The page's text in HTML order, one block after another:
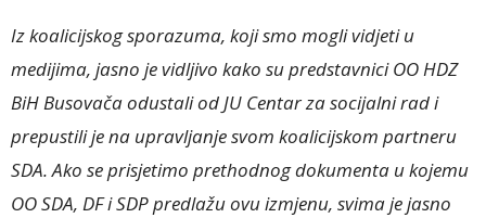
Iz koalicijskog sporazuma, koji smo mogli vidjeti u
medijima, jasno je vidljivo kako su predstavnici OO HDZ
BiH Busovača odustali od JU Centar za socijalni rad i
prepustili je na upravljanje svom koalicijskom partneru
SDA. Ako se prisjetimo prethodnog dokumenta u kojemu
OO SDA, DF i SDP predlažu ovu izmjenu, svima je jasno